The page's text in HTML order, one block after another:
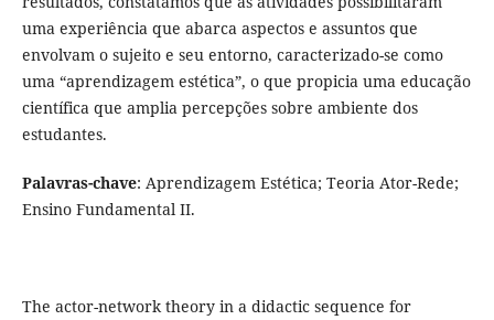
uma experiência que abarca aspectos e assuntos que
envolvam o sujeito e seu entorno, caracterizado-se como
uma “aprendizagem estética”, o que propicia uma educação
científica que amplia percepções sobre ambiente dos
estudantes.
Palavras-chave: Aprendizagem Estética; Teoria Ator-Rede;
Ensino Fundamental II.
The actor-network theory in a didactic sequence for